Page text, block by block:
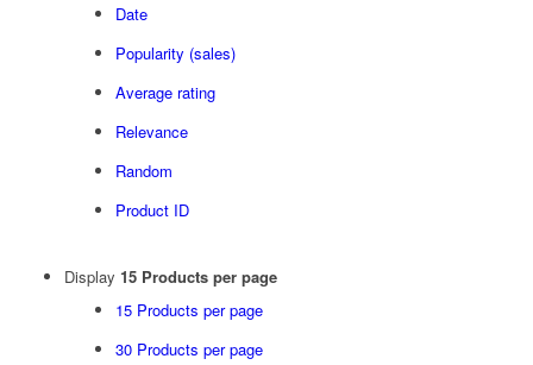
Date
Popularity (sales)
Average rating
Relevance
Random
Product ID
Display 15 Products per page
15 Products per page
30 Products per page